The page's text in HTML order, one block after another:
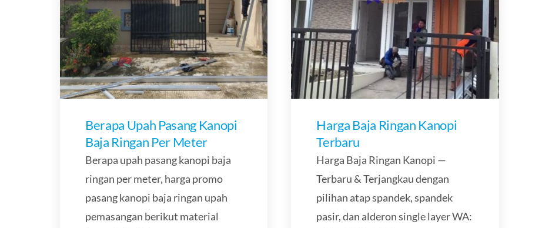
Berapa Upah Pasang Kanopi
Baja Ringan Per Meter
Berapa upah pasang kanopi baja
ringan per meter, harga promo
pasang kanopi baja ringan upah
pemasangan berikut material
Harga Baja Ringan Kanopi
Terbaru
Harga Baja Ringan Kanopi —
Terbaru & Terjangkau dengan
pilihan atap spandek, spandek
pasir, dan alderon single layer WA: